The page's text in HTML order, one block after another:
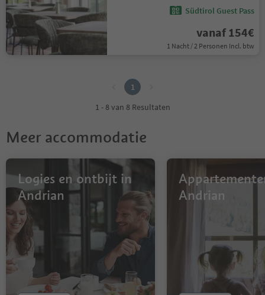
Südtirol Guest Pass
vanaf 154€
1 Nacht / 2 Personen Incl. btw
1
1 - 8 van 8 Resultaten
Meer accommodatie
Logies en ontbijt in
Andrian
Andrian